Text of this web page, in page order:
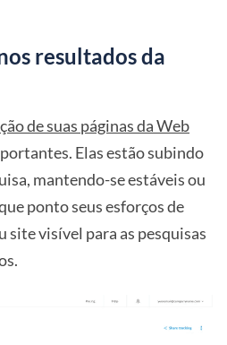
resultados da
de suas páginas da Web
Elas estão subindo
mantendo-se estáveis ou
ponto seus esforços de
site visível para as pesquisas